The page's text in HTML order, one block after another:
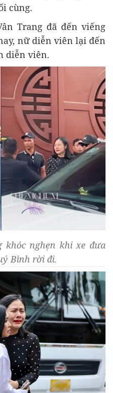
cùng.
Trang đã đến viếng
nữ diễn viên lại đến
diễn viên.
khóc nghẹn khi xe đưa
Bình rời đi.